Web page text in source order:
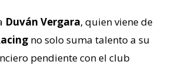
Duván Vergara, quien viene de
no solo suma talento a su
pendiente con el club